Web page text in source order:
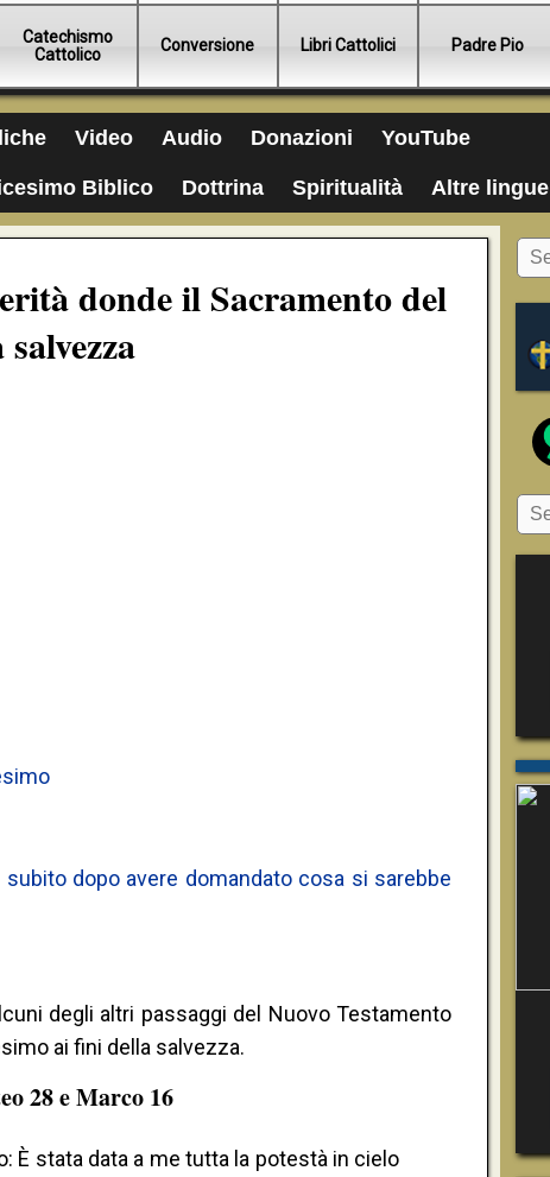
Catechismo
Cattolico
Conversione Libri Cattolici Padre Pio
Video Audio Donazioni YouTube
Biblico Dottrina Spiritualità Altre lingue
donde il Sacramento del
dopo avere domandato cosa si sarebbe
degli altri passaggi del Nuovo Testamento
ai fini della salvezza.
28 e Marco 16
È stata data a me tutta la potestà in cielo